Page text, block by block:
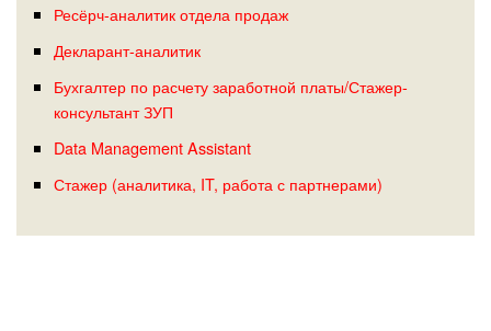
Ресёрч-аналитик отдела продаж
Декларант-аналитик
Бухгалтер по расчету заработной платы/Стажер-
консультант ЗУП
Data Management Assistant
Стажер (аналитика, IT, работа с партнерами)